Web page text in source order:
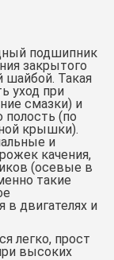
подшипник
закрытого
шайбой. Такая
уход при
смазки) и
(по
крышки).
и
качения,
(осевые в
такие
в двигателях и
легко, прост
высоких